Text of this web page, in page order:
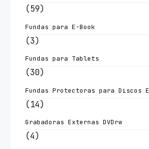
(59)
Fundas para E-Book
(3)
Fundas para Tablets
(30)
Fundas Protectoras para Discos
(14)
Grabadoras Externas DVDrw
(4)